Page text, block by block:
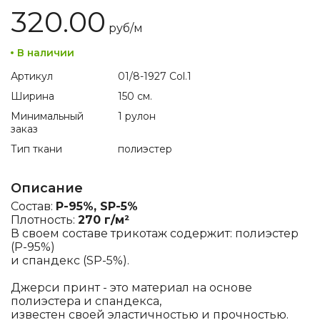
320.00 руб/м
В наличии
Артикул
01/8-1927 Col.1
Ширина
150 см.
Минимальный
заказ
1 рулон
Тип ткани полиэстер
Описание
Состав: P-95%, SP-5%
Плотность: 270 г/м²
В своем составе трикотаж содержит: полиэстер
(P-95%)
и спандекс (SP-5%).
Джерси принт - это материал на основе
полиэстера и спандекса,
известен своей эластичностью и прочностью.